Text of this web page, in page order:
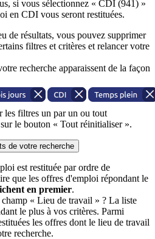
si vous sélectionnez « CDI (941) »
en CDI vous seront restituées.
de résultats, vous pouvez supprimer
filtres et critères et relancer votre
recherche apparaissent de la façon
les filtres un par un ou tout
le bouton « Tout réinitialiser ».
de votre recherche
est restituée par ordre de
que les offres d'emploi répondant le
en premier.
« Lieu de travail » ? La liste
le plus à vos critères. Parmi
les offres dont le lieu de travail
recherche.